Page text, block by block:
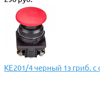
КЕ201/4 черный 1з гриб.